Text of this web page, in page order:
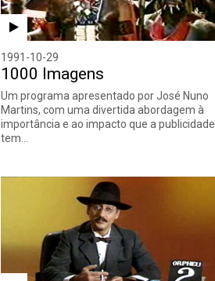
1991-10-29
1000 Imagens
Um programa apresentado por José Nuno
Martins, com uma divertida abordagem à
importância e ao impacto que a publicidade
tem…